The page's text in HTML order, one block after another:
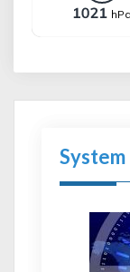
System